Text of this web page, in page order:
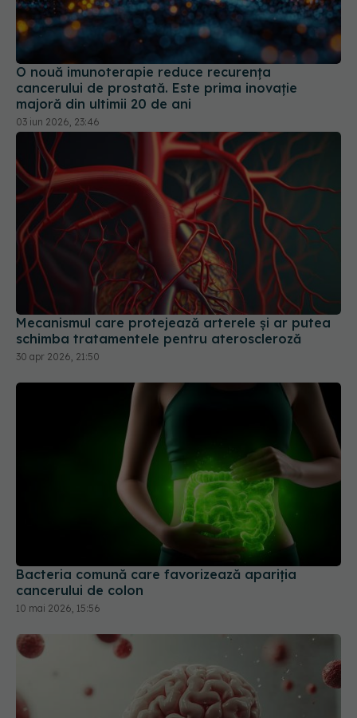
O nouă imunoterapie reduce recurența
cancerului de prostată. Este prima inovație
majoră din ultimii 20 de ani
03 iun 2026, 23:46
Mecanismul care protejează arterele și ar putea
schimba tratamentele pentru ateroscleroză
30 apr 2026, 21:50
Bacteria comună care favorizează apariția
cancerului de colon
10 mai 2026, 15:56